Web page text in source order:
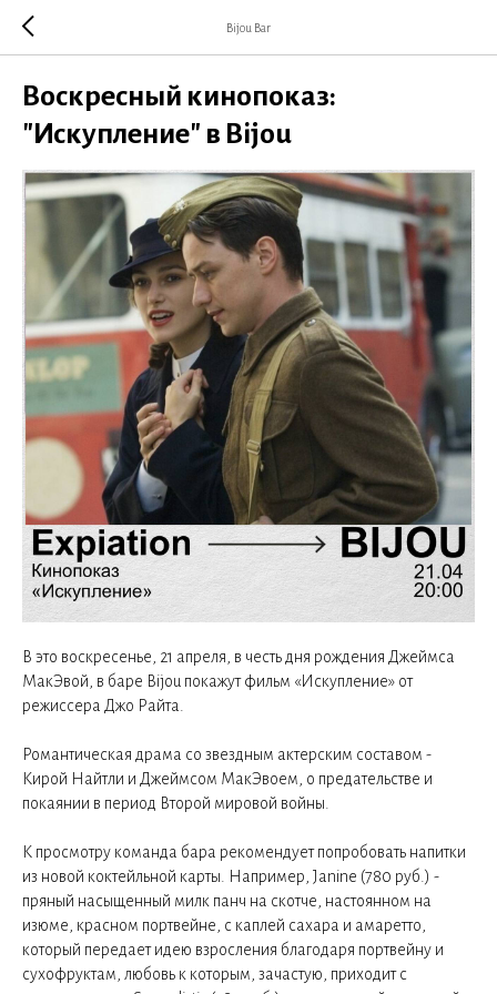
Bijou Bar
Воскресный кинопоказ:
"Искупление" в Bijou
В это воскресенье, 21 апреля, в честь дня рождения Джеймса
МакЭвой, в баре Bijou покажут фильм «Искупление» от
режиссера Джо Райта.
Романтическая драма со звездным актерским составом -
Кирой Найтли и Джеймсом МакЭвоем, о предательстве и
покаянии в период Второй мировой войны.
К просмотру команда бара рекомендует попробовать напитки
из новой коктейльной карты. Например, Janine (780 руб.) -
пряный насыщенный милк панч на скотче, настоянном на
изюме, красном портвейне, с каплей сахара и амаретто,
который передает идею взросления благодаря портвейну и
сухофруктам, любовь к которым, зачастую, приходит с